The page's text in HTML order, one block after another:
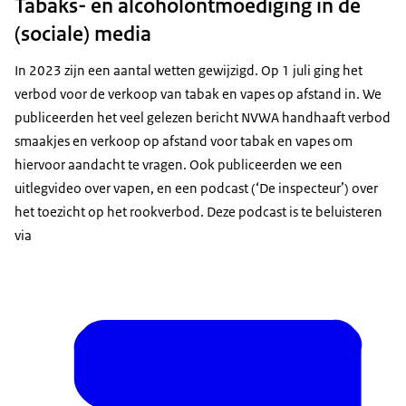
mediaplatform onderneemt vervolgens actie op basis
van deze meldingen. Dit resulteerde in het verwijderen
van posts of accounts.
Tabaks- en rookwarenwet: producteisen
In 2023 is het toezicht voortgezet op niet-toegestane
producten die voor jongeren aantrekkelijk zijn. Het
betreft voornamelijk nicotinezakjes en vapes met een
te hoog nicotinegehalte. Zo zijn 22 grote partijen
Daarnaast zijn voorbereidingen getroffen om vanaf 1
januari 2024 toezicht te kunnen houden op het
tabakssmaak zijn vanaf 1 januari 2024 nog toegestaan.
Tabaks- en alcoholontmoediging in de
(sociale) media
In 2023 zijn een aantal wetten gewijzigd. Op 1 juli ging het
verbod voor de verkoop van tabak en vapes op afstand in. We
publiceerden het veel gelezen bericht NVWA handhaaft verbod
smaakjes en verkoop op afstand voor tabak en vapesom
hiervoor aandacht te vragen. Ook publiceerden we een
uitlegvideo over vapen, en een podcast (‘De inspecteur’) over
het toezicht op het rookverbod. Deze podcast is te beluisteren
via